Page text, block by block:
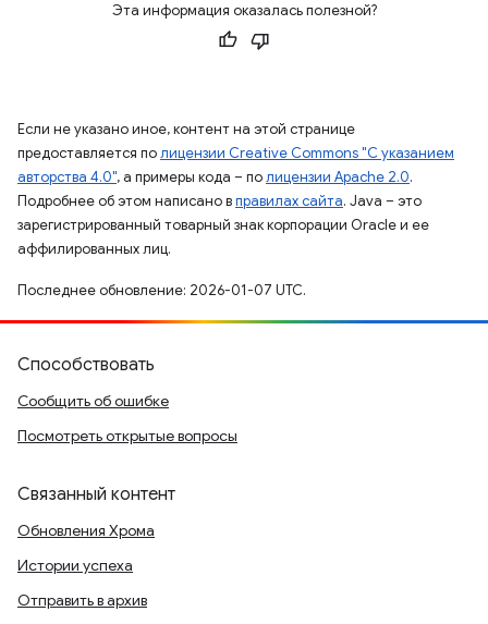
Эта информация оказалась полезной?
Если не указано иное, контент на этой странице
предоставляется полицензии Creative Commons "С указанием
авторства 4.0", а примеры кода – полицензии Apache 2.0.
Подробнее об этом написано вправилах сайта. Java – это
зарегистрированный товарный знак корпорации Oracle и ее
аффилированных лиц.
Последнее обновление: 2026-01-07 UTC.
Способствовать
Сообщить об ошибке
Посмотреть открытые вопросы
Связанный контент
Обновления Хрома
Истории успеха
Отправить в архив